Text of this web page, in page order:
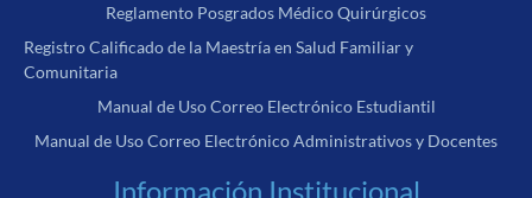
Reglamento Posgrados Médico Quirúrgicos
Registro Calificado de la Maestría en Salud Familiar y
Comunitaria
Manual de Uso Correo Electrónico Estudiantil
Manual de Uso Correo Electrónico Administrativos y Docentes
Información Institucional